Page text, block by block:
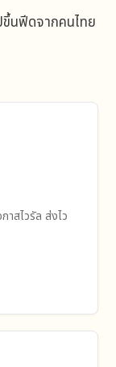
นฟีดจากคนไทย
าสไวรัล ส่งไว